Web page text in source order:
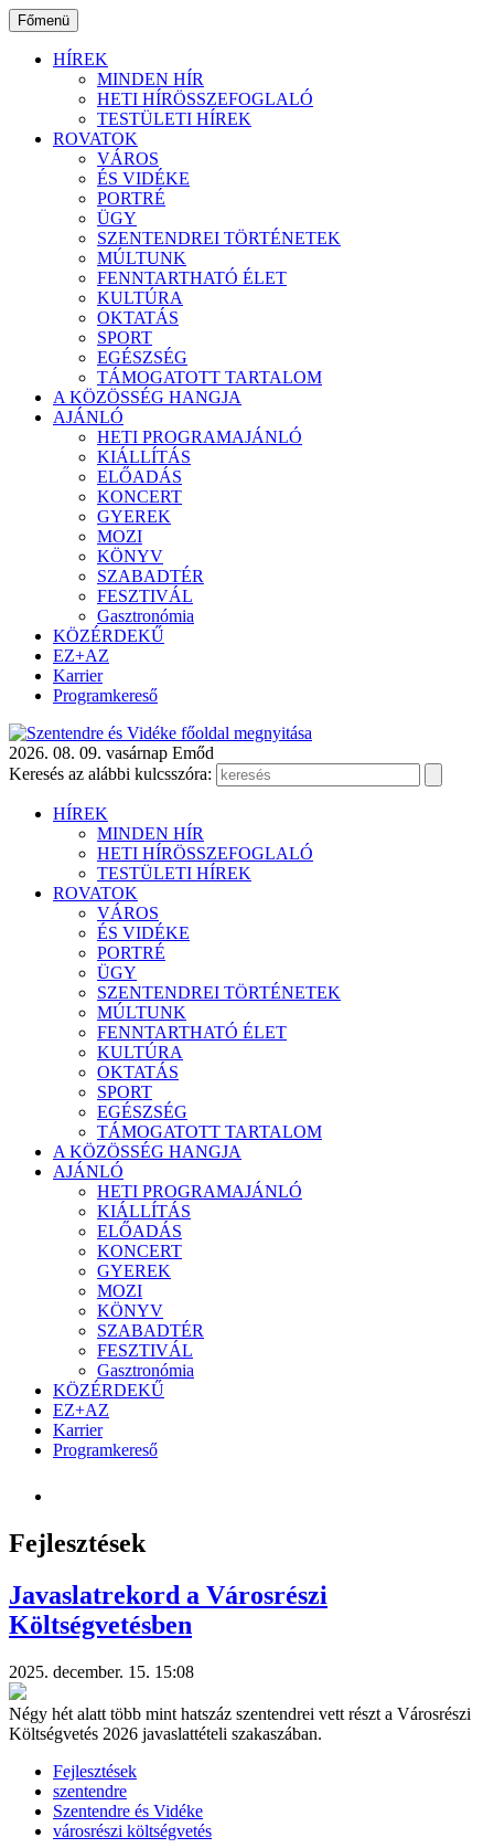
Ugrás
a
tartalomhoz
Főmenü
HÍREK
MINDEN HÍR
HETI HÍRÖSSZEFOGLALÓ
TESTÜLETI HÍREK
ROVATOK
VÁROS
ÉS VIDÉKE
PORTRÉ
ÜGY
SZENTENDREI TÖRTÉNETEK
MÚLTUNK
FENNTARTHATÓ ÉLET
KULTÚRA
OKTATÁS
SPORT
EGÉSZSÉG
TÁMOGATOTT TARTALOM
A KÖZÖSSÉG HANGJA
AJÁNLÓ
HETI PROGRAMAJÁNLÓ
KIÁLLÍTÁS
ELŐADÁS
KONCERT
GYEREK
MOZI
KÖNYV
SZABADTÉR
FESZTIVÁL
Gasztronómia
KÖZÉRDEKŰ
EZ+AZ
Karrier
Programkereső
2026. 08. 09. vasárnap Emőd
Keresés az alábbi kulcsszóra:
HÍREK
MINDEN HÍR
HETI HÍRÖSSZEFOGLALÓ
TESTÜLETI HÍREK
ROVATOK
VÁROS
ÉS VIDÉKE
PORTRÉ
ÜGY
SZENTENDREI TÖRTÉNETEK
MÚLTUNK
FENNTARTHATÓ ÉLET
KULTÚRA
OKTATÁS
SPORT
EGÉSZSÉG
TÁMOGATOTT TARTALOM
A KÖZÖSSÉG HANGJA
AJÁNLÓ
HETI PROGRAMAJÁNLÓ
KIÁLLÍTÁS
ELŐADÁS
KONCERT
GYEREK
MOZI
KÖNYV
SZABADTÉR
FESZTIVÁL
Gasztronómia
KÖZÉRDEKŰ
EZ+AZ
Karrier
Programkereső
Fejlesztések
Javaslatrekord a Városrészi
Költségvetésben
2025. december. 15. 15:08
Négy hét alatt több mint hatszáz szentendrei vett részt a Városrészi
Költségvetés 2026 javaslattételi szakaszában.
Fejlesztések
szentendre
Szentendre és Vidéke
városrészi költségvetés